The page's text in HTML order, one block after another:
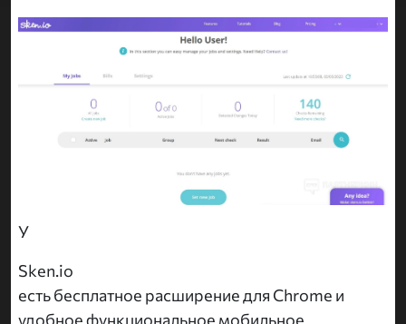
У
Sken.io
есть бесплатное расширение для Chrome и
удобное функциональное мобильное